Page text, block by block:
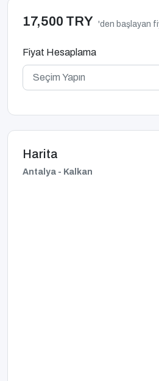
17,500 TRY 'den başlayan
Fiyat Hesaplama
Harita
Antalya - Kalkan